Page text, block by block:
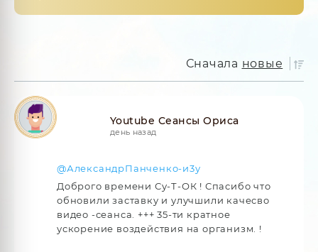
Сначала новые
Youtube Сеансы Ориса
день назад
@АлександрПанченко-и3у
Доброго времени Су-Т-ОК ! Спасибо что
обновили заставку и улучшили качесво
видео -сеанса. +++ 35-ти кратное
ускорение воздействия на организм. !